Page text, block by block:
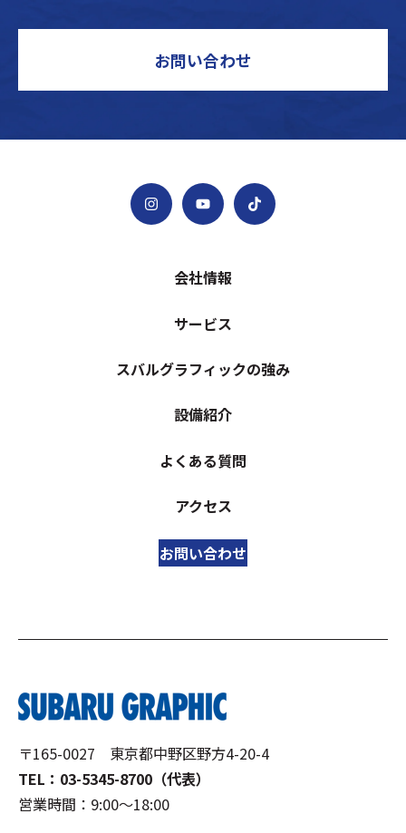
お問い合わせ
会社情報
サービス
スバルグラフィックの強み
設備紹介
よくある質問
アクセス
お問い合わせ
〒165-0027 東京都中野区野方4-20-4
TEL：03-5345-8700（代表）
営業時間：9:00～18:00